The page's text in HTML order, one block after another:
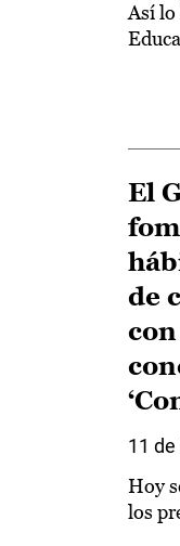
Así lo
El
de
11
Hoy
los